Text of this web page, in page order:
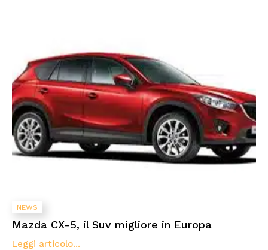
NEWS
Mazda CX-5, il Suv migliore in Europa
Leggi articolo...